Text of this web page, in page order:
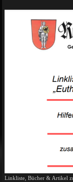
Linkliste, Bücher & Artikel